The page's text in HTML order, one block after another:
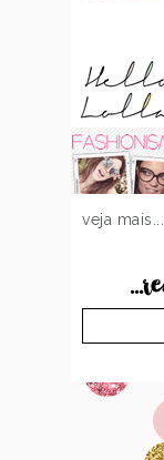
veja mais...